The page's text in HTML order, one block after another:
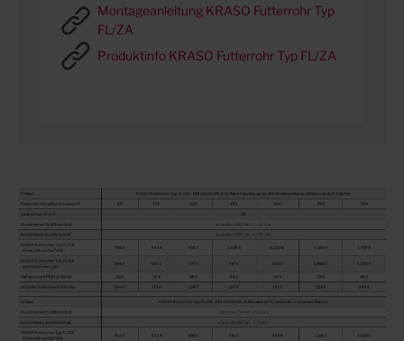
Montageanleitung KRASO Futterrohr Typ
FL/ZA
Produktinfo KRASO Futterrohr Typ FL/ZA